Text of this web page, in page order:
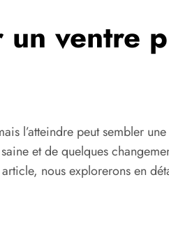
ventre
l’atteindre peut sembler
et de quelques
nous explorerons en